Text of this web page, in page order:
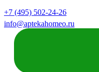
+7 (495) 502-24-26
info@aptekahomeo.ru